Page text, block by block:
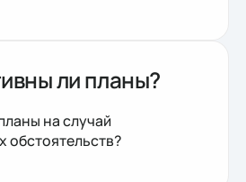
ли планы?
на случай
обстоятельств?